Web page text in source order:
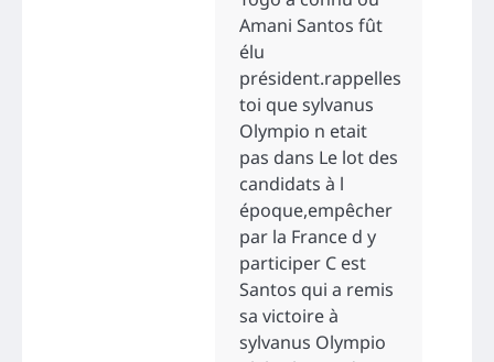
Amani Santos fût
élu
président.rappelles
toi que sylvanus
Olympio n etait
pas dans Le lot des
candidats à l
époque,empêcher
par la France d y
participer C est
Santos qui a remis
sa victoire à
sylvanus Olympio